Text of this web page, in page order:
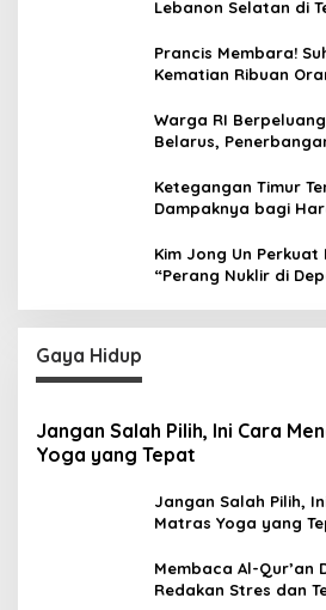
Lebanon Selatan di
Prancis Membara!
Kematian Ribuan
Warga RI
Belarus,
Ketegangan Timur
Dampaknya bagi
Kim Jong Un
“Perang Nuklir di
Gaya Hidup
Jangan Salah Pilih, Ini Cara
Yoga yang Tepat
Jangan Salah Pilih,
Matras Yoga yang
Membaca Al-Qur’an
Redakan Stres dan